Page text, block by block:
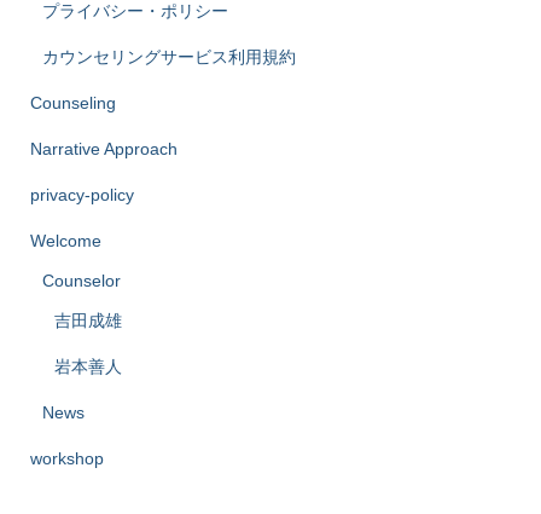
プライバシー・ポリシー
カウンセリングサービス利用規約
Counseling
Narrative Approach
privacy-policy
Welcome
Counselor
吉田成雄
岩本善人
News
workshop